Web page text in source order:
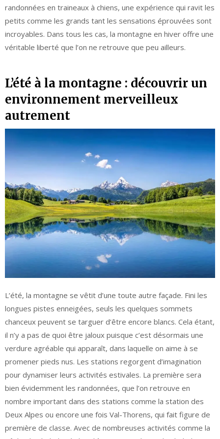
randonnées en traineaux à chiens, une expérience qui ravit les
petits comme les grands tant les sensations éprouvées sont
incroyables. Dans tous les cas, la montagne en hiver offre une
véritable liberté que l’on ne retrouve que peu ailleurs.
L’été à la montagne : découvrir un
environnement merveilleux
autrement
L’été, la montagne se vêtit d’une toute autre façade. Fini les
longues pistes enneigées, seuls les quelques sommets
chanceux peuvent se targuer d’être encore blancs. Cela étant,
il n’y a pas de quoi être jaloux puisque c’est désormais une
verdure agréable qui apparaît, dans laquelle on aime à se
promener pieds nus. Les stations regorgent d’imagination
pour dynamiser leurs activités estivales. La première sera
bien évidemment les randonnées, que l’on retrouve en
nombre important dans des stations comme la station des
Deux Alpes ou encore une fois Val-Thorens, qui fait figure de
première de classe. Avec de nombreuses activités comme la